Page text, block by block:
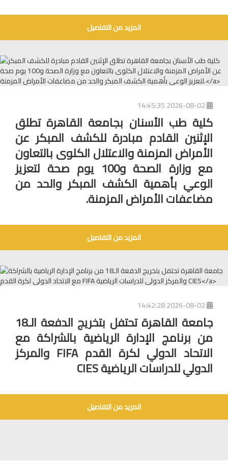
المزيد من التفاصيل
كلية طب الأسنان بجامعة القاهرة تطلق
الإثنين القادم مبادرة للكشف المبكر عن
الأمراض المزمنة والاعتلال الكلوى بالتعاون
مع وزارة الصحة و100 يوم صحة لتعزيز
الوعي بأهمية الكشف المبكر والحد من
مضاعفات الأمراض المزمنة.
المزيد من التفاصيل
جامعة القاهرة تحتفل بتخريج الدفعة الـ18
من برنامج الإدارة الرياضية بالشراكة مع
الاتحاد الدولي لكرة القدم FIFA والمركز
الدولي للدراسات الرياضية CIES
المزيد من التفاصيل